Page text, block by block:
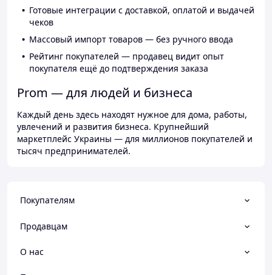
Готовые интеграции с доставкой, оплатой и выдачей
чеков
Массовый импорт товаров — без ручного ввода
Рейтинг покупателей — продавец видит опыт
покупателя ещё до подтверждения заказа
Prom — для людей и бизнеса
Каждый день здесь находят нужное для дома, работы,
увлечений и развития бизнеса. Крупнейший
маркетплейс Украины — для миллионов покупателей и
тысяч предпринимателей.
Покупателям
Продавцам
О нас